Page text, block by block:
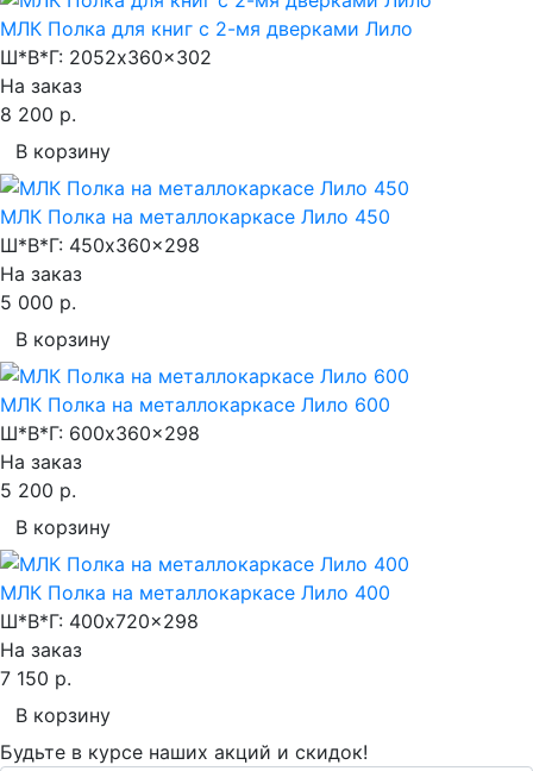
МЛК Полка для книг с 2-мя дверками Лило
Ш*В*Г: 2052x360x302
На заказ
8 200 р.
В корзину
МЛК Полка на металлокаркасе Лило 450
Ш*В*Г: 450x360x298
На заказ
5 000 р.
В корзину
МЛК Полка на металлокаркасе Лило 600
Ш*В*Г: 600x360x298
На заказ
5 200 р.
В корзину
МЛК Полка на металлокаркасе Лило 400
Ш*В*Г: 400x720x298
На заказ
7 150 р.
В корзину
Будьте в курсе наших акций и скидок!